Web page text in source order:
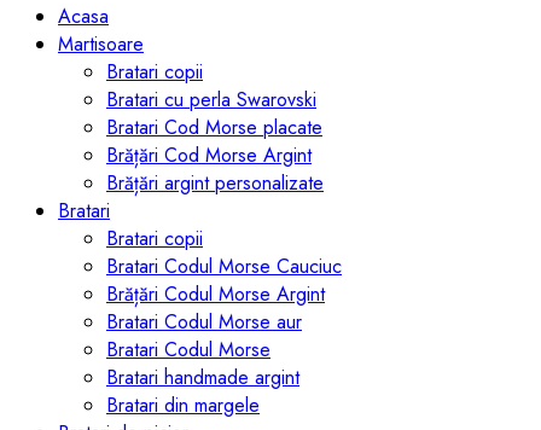
Acasa
Martisoare
Bratari copii
Bratari cu perla Swarovski
Bratari Cod Morse placate
Brățări Cod Morse Argint
Brățări argint personalizate
Bratari
Bratari copii
Bratari Codul Morse Cauciuc
Brățări Codul Morse Argint
Bratari Codul Morse aur
Bratari Codul Morse
Bratari handmade argint
Bratari din margele